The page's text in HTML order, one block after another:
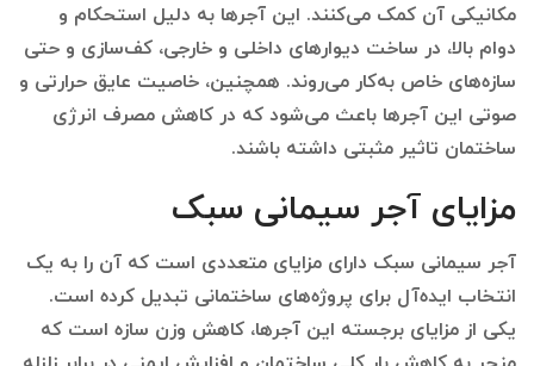
مکانیکی آن کمک می‌کنند. این آجرها به دلیل استحکام و
دوام بالا، در ساخت دیوارهای داخلی و خارجی، کف‌سازی و حتی
سازه‌های خاص به‌کار می‌روند. همچنین، خاصیت عایق حرارتی و
صوتی این آجرها باعث می‌شود که در کاهش مصرف انرژی
ساختمان تاثیر مثبتی داشته باشند.
مزایای آجر سیمانی سبک
آجر سیمانی سبک دارای مزایای متعددی است که آن را به یک
انتخاب ایده‌آل برای پروژه‌های ساختمانی تبدیل کرده است.
یکی از مزایای برجسته این آجرها، کاهش وزن سازه است که